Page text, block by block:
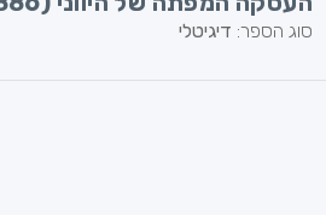
סוג הספר: דיגיטלי